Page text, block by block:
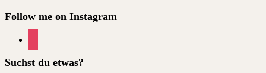
Follow me on Instagram
Suchst du etwas?